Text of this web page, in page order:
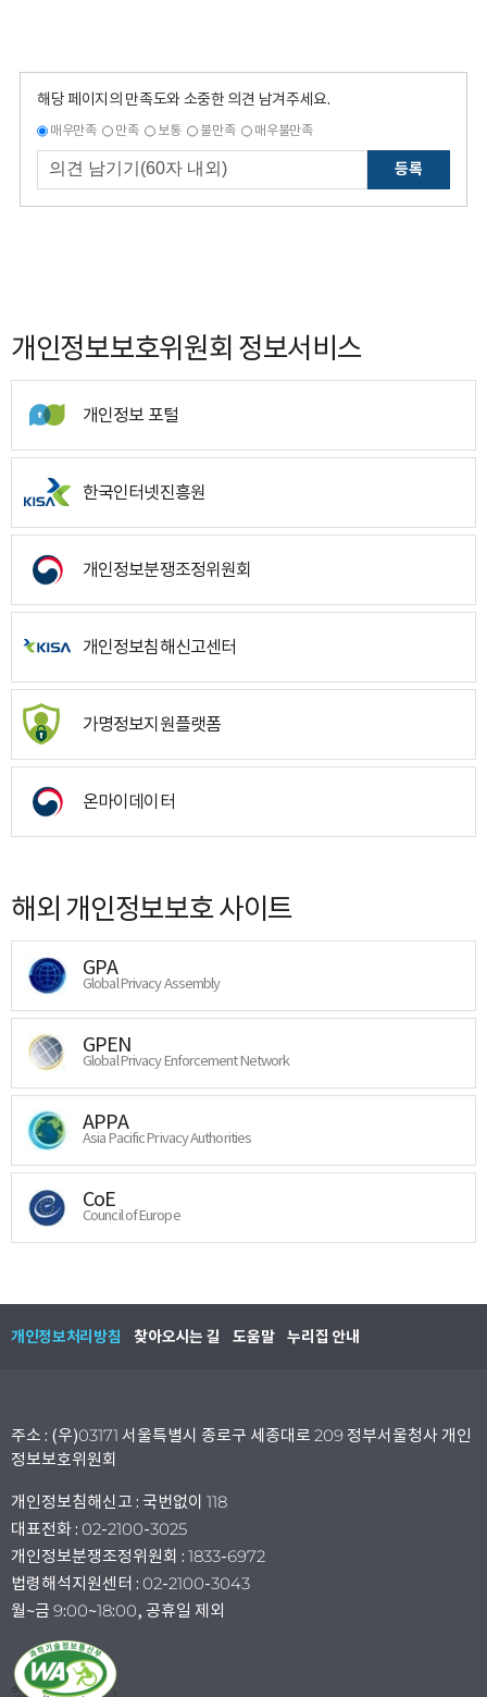
해당 페이지의 만족도와 소중한 의견 남겨주세요.
매우만족 만족 보통 불만족 매우불만족
등록
개인정보보호위원회 정보서비스
개인정보 포털
한국인터넷진흥원
개인정보분쟁조정위원회
개인정보침해신고센터
가명정보지원플랫폼
온마이데이터
해외 개인정보보호 사이트
GPA
Global Privacy Assembly
GPEN
Global Privacy Enforcement Network
APPA
Asia Pacific Privacy Authorities
CoE
Council of Europe
개인정보처리방침 찾아오시는 길 도움말 누리집 안내
주소 : (우)03171 서울특별시 종로구 세종대로 209 정부서울청사 개인
정보보호위원회
개인정보침해신고 : 국번없이 118
대표전화 : 02-2100-3025
개인정보분쟁조정위원회 : 1833-6972
법령해석지원센터 : 02-2100-3043
월~금 9:00~18:00, 공휴일 제외